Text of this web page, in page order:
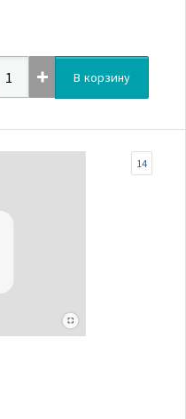
В корзину
14